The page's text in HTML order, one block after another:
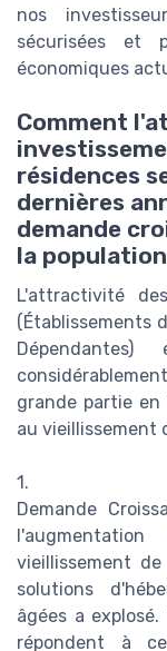
nos
sécurisées et
économiques
Comment
résidences
dernières
demande
la
L'attractivité
(Établissements
grande partie en
au vieillissement
1.
Demande
vieillissement
solutions
âgées a
répondent à